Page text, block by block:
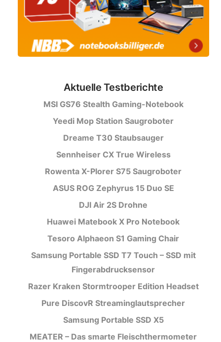
Aktuelle Testberichte
MSI GS76 Stealth Gaming-Notebook
Yeedi Mop Station Saugroboter
Dreame T30 Staubsauger
Sennheiser CX True Wireless
Rowenta X-Plorer S75 Saugroboter
ASUS ROG Zephyrus 15 Duo SE
DJI Air 2S Drohne
Huawei Matebook X Pro Notebook
Tesoro Alphaeon S1 Gaming Chair
Samsung Portable SSD T7 Touch – SSD mit
Fingerabdrucksensor
Razer Kraken Stormtrooper Edition Headset
Pure DiscovR Streaminglautsprecher
Samsung Portable SSD X5
MEATER – Das smarte Fleischthermometer